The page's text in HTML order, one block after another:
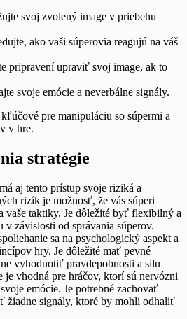
svoj zvolený image v priebehu
ako vaši súperovia reagujú na váš
pripravení upraviť svoj image, ak to
svoje emócie a neverbálne signály.
pre manipuláciu so súpermi a
v hre.
stratégie
aj tento prístup svoje riziká a
rizík je možnosť, že vás súperi
vaše taktiky. Je dôležité byť flexibilný a
závislosti od správania súperov.
sa na psychologický aspekt a
hry. Je dôležité mať pevné
vyhodnotiť pravdepobnosti a silu
je vhodná pre hráčov, ktorí sú nervózni
emócie. Je potrebné zachovať
žiadne signály, ktoré by mohli odhaliť